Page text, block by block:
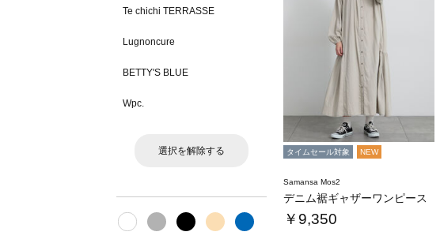
Te chichi TERRASSE
Lugnoncure
BETTY'S BLUE
Wpc.
選択を解除する タイムセール対象 NEW
Samansa Mos2
デニム裾ギャザーワンピース
￥9,350